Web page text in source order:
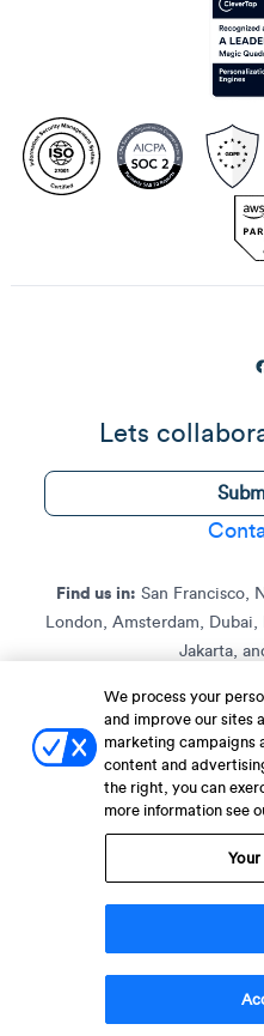
Lets
Find us in: San Francisco,
London, Amsterdam,
Jakarta,
Terms of Service Terms of
EU-U.S. Data Privacy
© 2013 Onwards. All Rights
Legal Name - CleverTap
We process your
and improve our sites
marketing campaigns
content and
the right, you can
more information see